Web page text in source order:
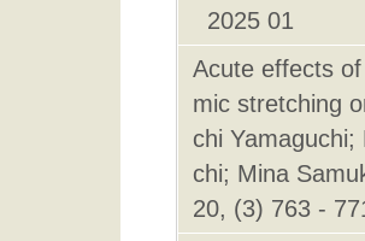
2025 01
Acute effects
mic stretching
chi Yamaguchi;
chi; Mina
20, (3) 763 -